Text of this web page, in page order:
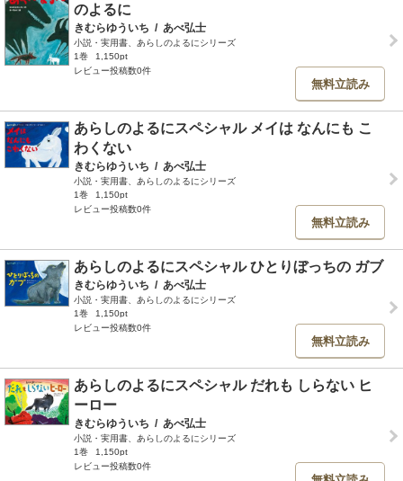
のよるに
きむらゆういち / あべ弘士
小説・実用書、あらしのよるにシリーズ
1巻
1,150pt
レビュー投稿数0件
無料立読み
あらしのよるにスペシャル メイは なんにも こ
わくない
きむらゆういち / あべ弘士
小説・実用書、あらしのよるにシリーズ
1巻
1,150pt
レビュー投稿数0件
無料立読み
あらしのよるにスペシャル ひとりぼっちの ガブ
きむらゆういち / あべ弘士
小説・実用書、あらしのよるにシリーズ
1巻
1,150pt
レビュー投稿数0件
無料立読み
あらしのよるにスペシャル だれも しらない ヒ
ーロー
きむらゆういち / あべ弘士
小説・実用書、あらしのよるにシリーズ
1巻
1,150pt
レビュー投稿数0件